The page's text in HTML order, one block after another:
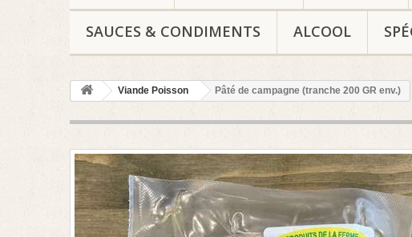
SAUCES & CONDIMENTS ALCOOL
Viande Poisson Pâté de campagne (tranche 200 GR env.)